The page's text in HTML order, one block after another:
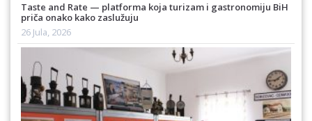
Taste and Rate — platforma koja turizam i gastronomiju BiH
priča onako kako zaslužuju
26 Jula, 2026